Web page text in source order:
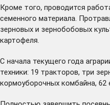
Кроме того, проводится
семенного материала.
зерновых и зернобобовых
картофеля.
С начала текущего года
техники: 19 тракторов, три
кормоуборочных комбайна, 62